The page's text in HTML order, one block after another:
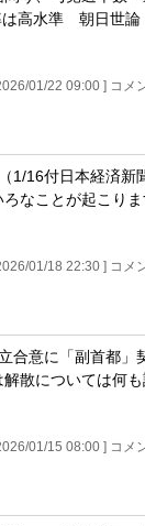
高水準 朝日世論
01/22 09:00 ] コメ
16付日本経済新
なことが起こりま
01/18 22:30 ] コメ
合意に「副首都」
散については何も
01/15 08:00 ] コメ